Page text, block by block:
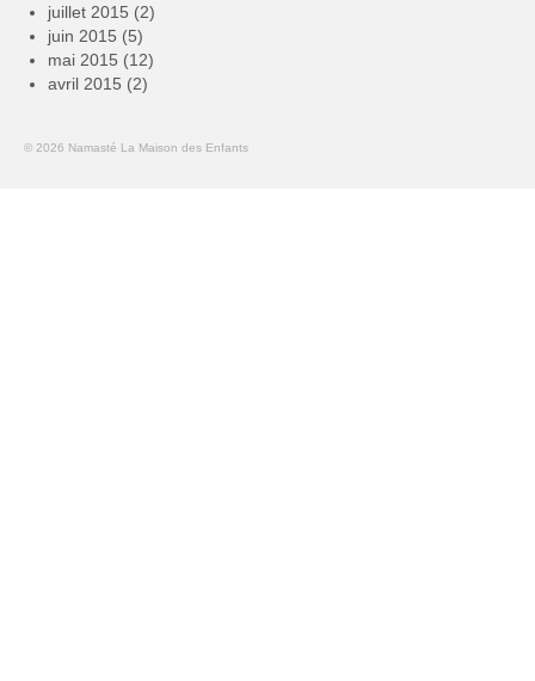
juillet 2015 (2)
juin 2015 (5)
mai 2015 (12)
avril 2015 (2)
© 2026 Namasté La Maison des Enfants